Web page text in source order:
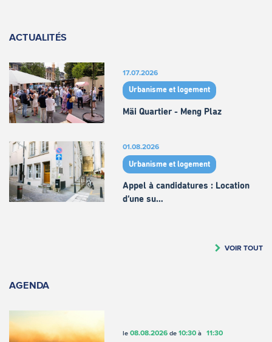
ACTUALITÉS
17.07.2026
Urbanisme et logement
Mäi Quartier - Meng Plaz
01.08.2026
Urbanisme et logement
Appel à candidatures : Location
d’une su…
VOIR TOUT
AGENDA
le 08.08.2026de 10:30à 11:30